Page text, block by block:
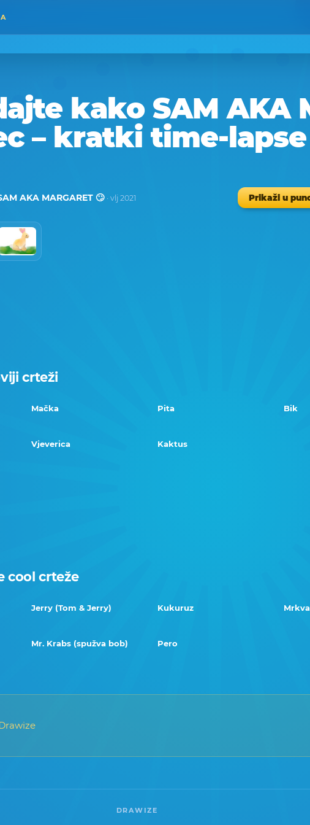
kako SAM AKA
– kratki time-lapse
AKA MARGARET 🙄 · vlj 2021 Prikaži u
crteži
Mačka Pita Bik
Vjeverica Kaktus
cool crteže
Jerry (Tom & Jerry) Kukuruz Mrkva
Mr. Krabs (spužva bob) Pero
DRAWIZE